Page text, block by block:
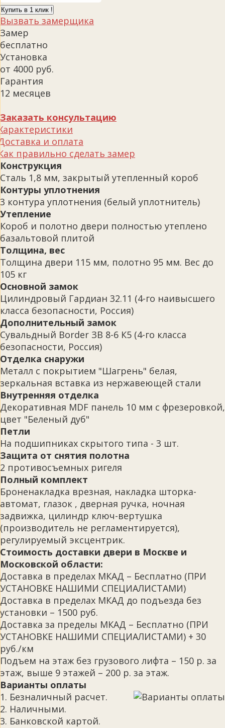
Купить в 1 клик !
Вызвать замерщика
Замер
бесплатно
Установка
от 4000 руб.
Гарантия
12 месяцев
Заказать консультацию
и оплата
правильно сделать замер
Конструкция
Сталь 1,8 мм, закрытый утепленный короб
Контуры уплотнения
3 контура уплотнения (белый уплотнитель)
Утепление
Короб и полотно двери полностью утеплено
базальтовой плитой
Толщина, вес
Толщина двери 115 мм, полотно 95 мм. Вес до
105 кг
Основной замок
Цилиндровый Гардиан 32.11 (4-го наивысшего
класса безопасности, Россия)
Дополнительный замок
Сувальдный Border ЗВ 8-6 К5 (4-го класса
безопасности, Россия)
Отделка снаружи
Металл с покрытием "Шагрень" белая,
зеркальная вставка из нержавеющей стали
Внутренняя отделка
Декоративная MDF панель 10 мм с фрезеровкой,
цвет "Беленый дуб"
Петли
На подшипниках скрытого типа - 3 шт.
Защита от снятия полотна
2 противосъемных ригеля
Полный комплект
Броненакладка врезная, накладка шторка-
автомат, глазок , дверная ручка, ночная
задвижка, цилиндр ключ-вертушка
(производитель не регламентируется),
регулируемый эксцентрик.
Стоимость доставки двери в Москве и
Московской области:
Доставка в пределах МКАД – Бесплатно (ПРИ
УСТАНОВКЕ НАШИМИ СПЕЦИАЛИСТАМИ)
Доставка в пределах МКАД до подъезда без
установки – 1500 руб.
Доставка за пределы МКАД – Бесплатно (ПРИ
УСТАНОВКЕ НАШИМИ СПЕЦИАЛИСТАМИ) + 30
руб./км
Подъем на этаж без грузового лифта – 150 р. за
этаж, выше 9 этажей – 200 р. за этаж.
Варианты оплаты
1. Безналичный расчет.
2. Наличными.
3. Банковской картой.